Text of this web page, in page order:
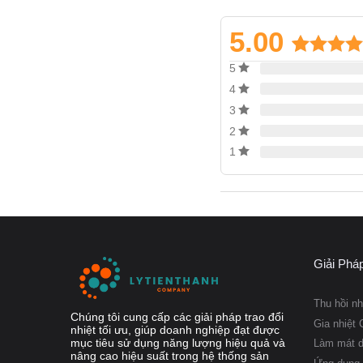
Five-point alignment
SmoothPortTM
ClipGripTMgasket
Hygienic leak chamber
CleanChannelTM
Kết nối của
Clamp, SMS, DIN
5.00
5
4
3
2
1
Chúng tôi cung cấp các giải pháp trao đổi
nhiệt tối ưu, giúp doanh nghiệp đạt được
mục tiêu sử dụng năng lượng hiệu quả và
nâng cao hiệu suất trong hệ thống sản
Giải
Thu hồi
Gia nhiệt
Làm mát